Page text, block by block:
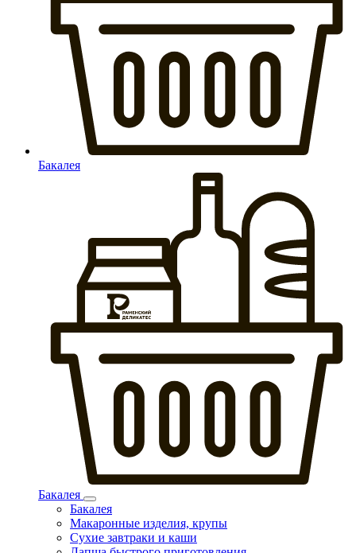
Бакалея
Бакалея
Бакалея
Макаронные изделия, крупы
Сухие завтраки и каши